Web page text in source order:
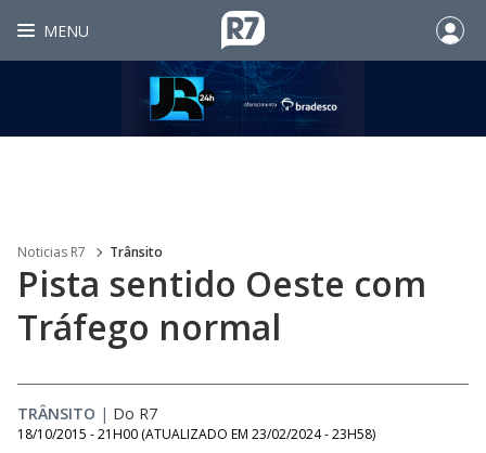
MENU
Noticias R7 Trânsito
Pista sentido Oeste com
Tráfego normal
TRÂNSITO | Do R7
18/10/2015 - 21H00 (ATUALIZADO EM 23/02/2024 - 23H58)